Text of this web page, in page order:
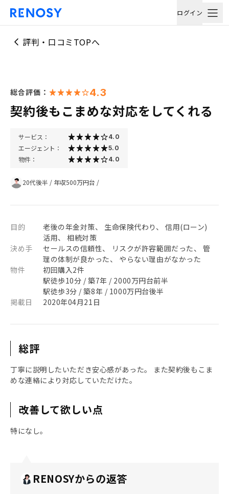
ログイン
評判・口コミTOPへ
総合評価： 4.3
契約後もこまめな対応をしてくれる
サービス： 4.0
エージェント： 5.0
物件： 4.0
20代後半 / 年収500万円台 /
目的
老後の年金対策、 生命保険代わり、 信用(ローン)
活用、 相続対策
決め手
セールスの信頼性、 リスクが許容範囲だった、 管
理の体制が良かった、 やらない理由がなかった
物件
初回購入2件
駅徒歩10分 / 築7年 / 2000万円台前半
駅徒歩3分 / 築8年 / 1000万円台後半
掲載日
2020年04月21日
総評
丁寧に説明したいただき安心感があった。 また契約後もこま
めな連絡により対応していただけた。
改善して欲しい点
特になし。
RENOSYからの返答